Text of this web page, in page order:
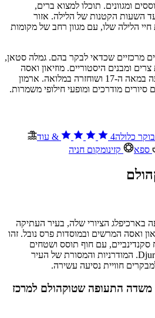
ומגוונים. תוכלו למצוא ברים,
השעות הקטנות של הלילה. אזור
הלילה שלו, עם מגוון רחב של מקומות
מרכזיים שכדאי לבקר בהם. גמלה סטאן,
ומבנים היסטוריים. מוזיאון ואסה
מציג את הספינה ואסה ששקעה במאה ה-17 ושוחזרה במלואה. ארמון
מודרכים ומופעי חילופי משמרות.
כלולה4
& עוד
ספא קזינומקום חניה
בארכיפלג הציורי שלה, בעיר העתיקה
ואסה המרשים ובמוסדות פרס נובל. זהו
עם חוף תוסס ושטחים
ירוקים רבים, כמו האי Djurgården. המודרניות והמסורת של העיר
חוויית נסיעה עשירה.
משדה התעופה שטוקהולם למרכז